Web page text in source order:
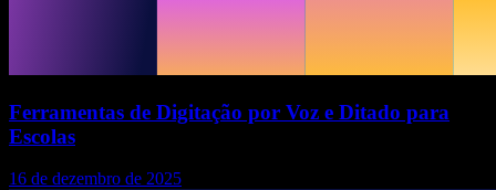
Ferramentas de Digitação por Voz e Ditado para
Escolas
16 de dezembro de 2025